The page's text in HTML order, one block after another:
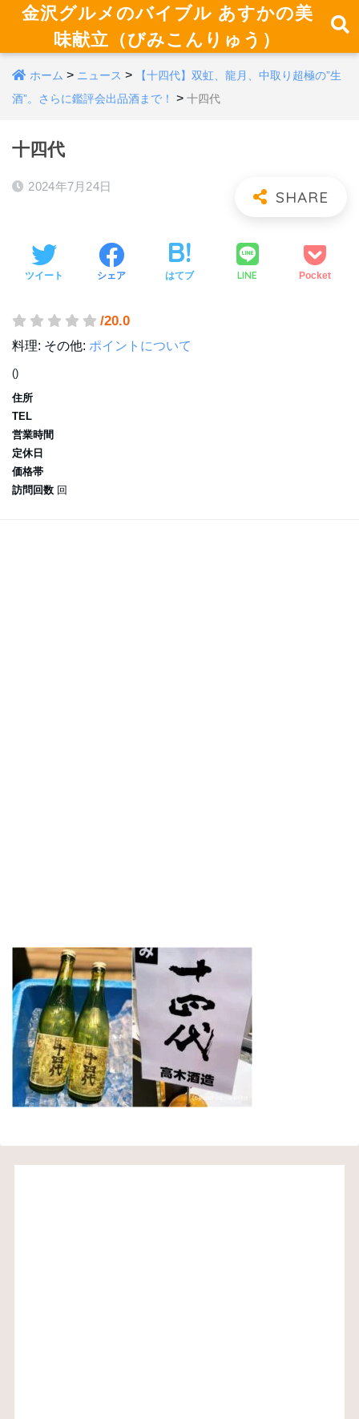
金沢グルメのバイブル あすかの美
味献立（びみこんりゅう）
ホーム > ニュース >
【十四代】双虹、龍月、中取り超極の”生
酒”。さらに鑑評会出品酒まで！
> 十四代
十四代
2024年7月24日
ツイート シェア はてブ LINE Pocket
/20.0
料理: その他: ポイントについて
()
住所
TEL
営業時間
定休日
価格帯
訪問回数 回